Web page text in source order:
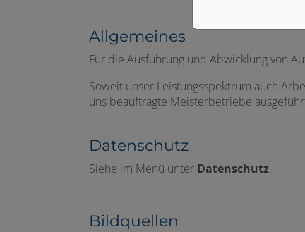
Allgemeines
Für die Ausführung und Abwicklung von
Soweit unser Leistungsspektrum auch
uns beauftragte Meisterbetriebe
Datenschutz
Siehe im Menü unter Datenschutz.
Bildquellen